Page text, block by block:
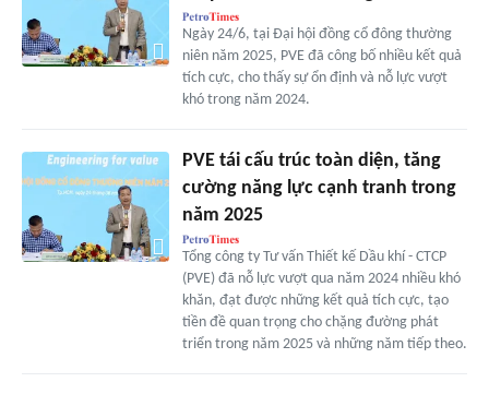
Ngày 24/6, tại Đại hội đồng cổ đông thường
niên năm 2025, PVE đã công bố nhiều kết quả
tích cực, cho thấy sự ổn định và nỗ lực vượt
khó trong năm 2024.
PVE tái cấu trúc toàn diện, tăng
cường năng lực cạnh tranh trong
năm 2025
Tổng công ty Tư vấn Thiết kế Dầu khí - CTCP
(PVE) đã nỗ lực vượt qua năm 2024 nhiều khó
khăn, đạt được những kết quả tích cực, tạo
tiền đề quan trọng cho chặng đường phát
triển trong năm 2025 và những năm tiếp theo.